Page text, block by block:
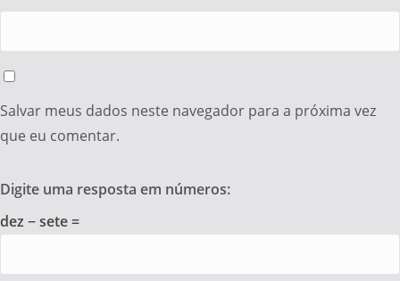
Salvar meus dados neste navegador para a próxima vez
que eu comentar.
Digite uma resposta em números:
dez − sete =